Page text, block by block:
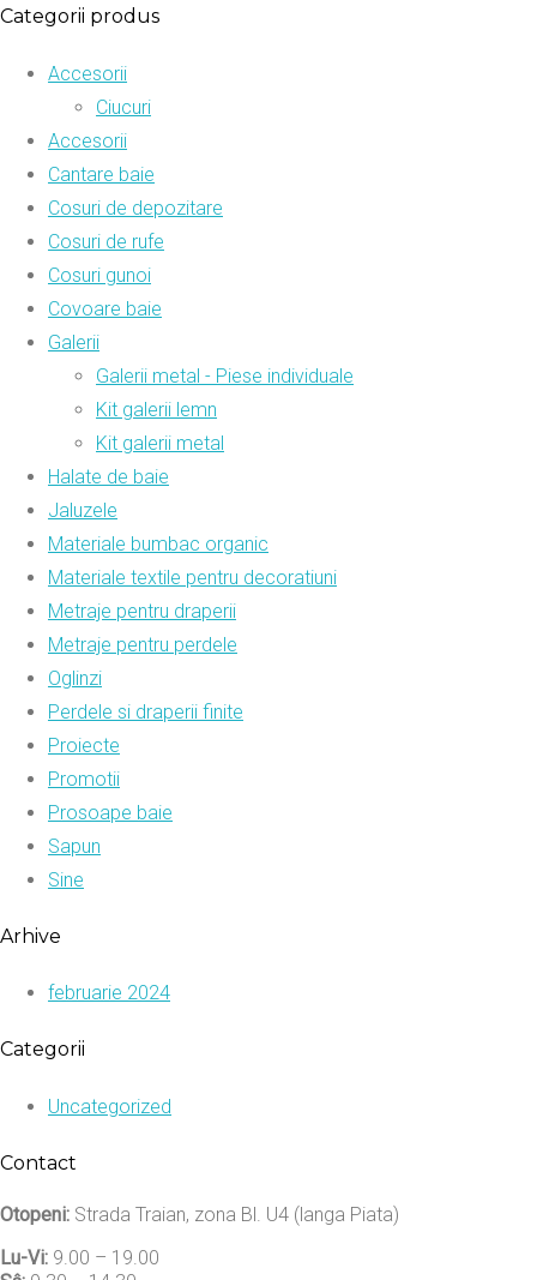
Categorii produs
Accesorii
Ciucuri
Accesorii
Cantare baie
Cosuri de depozitare
Cosuri de rufe
Cosuri gunoi
Covoare baie
Galerii
Galerii metal - Piese individuale
Kit galerii lemn
Kit galerii metal
Halate de baie
Jaluzele
Materiale bumbac organic
Materiale textile pentru decoratiuni
Metraje pentru draperii
Metraje pentru perdele
Oglinzi
Perdele si draperii finite
Proiecte
Promotii
Prosoape baie
Sapun
Sine
Arhive
februarie 2024
Categorii
Uncategorized
Contact
Otopeni: Strada Traian, zona Bl. U4 (langa Piata)
Lu-Vi: 9.00 – 19.00